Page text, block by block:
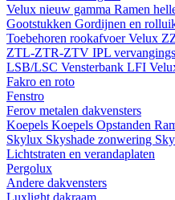
Velux nieuw gamma Ramen
Gootstukken Gordijnen en
Toebehoren rookafvoerVelux
ZTL-ZTR-ZTV IPL
LSB/LSC Vensterbank LFI
Fakro en roto
Fenstro
Ferov metalen dakvensters
Koepels Koepels Opstanden
Skylux Skyshade zonwering
Lichtstraten en verandaplaten
Pergolux
Andere dakvensters
Luxlight dakraam